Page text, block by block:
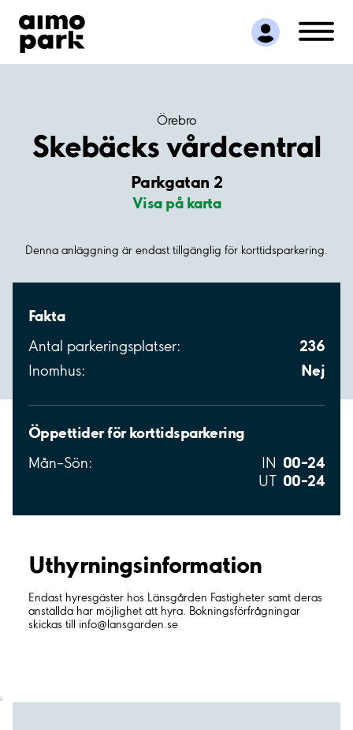
Hitta parkering
Samarbete
Kundservice
Örebro
Skebäcks vårdcentral
Parkgatan 2
Visa på karta
Denna anläggning är endast tillgänglig för korttidsparkering.
Fakta
Antal parkeringsplatser: 236
Inomhus: Nej
Öppettider för korttidsparkering
Mån–Sön: IN 00–24
UT 00–24
Uthyrnings­information
Endast hyresgäster hos Länsgården Fastigheter samt deras
anställda har möjlighet att hyra. Bokningsförfrågningar
skickas till info@lansgarden.se
;